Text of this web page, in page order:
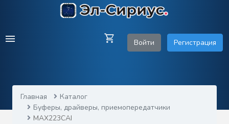
Войти Регистрация
Главная
Каталог
Буферы, драйверы, приемопередатчики
MAX223CAI